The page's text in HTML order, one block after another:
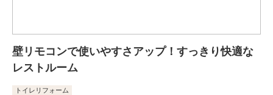
壁リモコンで使いやすさアップ！すっきり快適な
レストルーム
トイレリフォーム